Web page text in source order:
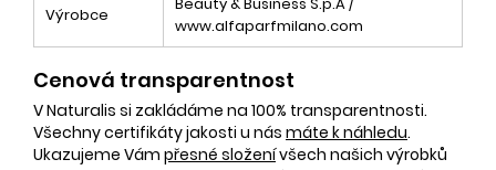
Výrobce
www.alfaparfmilano.com
Cenová transparentnost
V Naturalis si zakládáme na 100% transparentnosti.
Všechny certifikáty jakosti u nás máte k náhledu.
Ukazujeme Vám přesné složenívšech našich výrobků